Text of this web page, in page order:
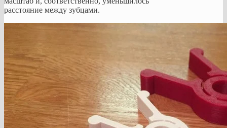
расстояние между зубцами.